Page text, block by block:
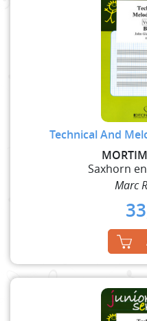
Technical And
Saxhorn
Marc